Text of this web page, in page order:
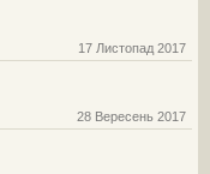
17 Листопад 2017
28 Вересень 2017